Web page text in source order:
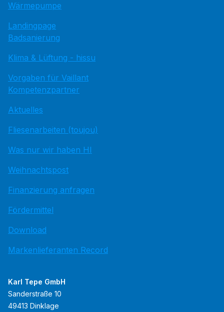
Wärmepumpe
Landingpage
Badsanierung
Klima & Lüftung - hissu
Vorgaben für Vaillant
Kompetenzpartner
Aktuelles
Fliesenarbeiten (toujou)
Was nur wir haben HI
Weihnachtspost
Finanzierung anfragen
Fördermittel
Download
Markenlieferanten Record
Karl Tepe GmbH
Sanderstraße 10
49413 Dinklage